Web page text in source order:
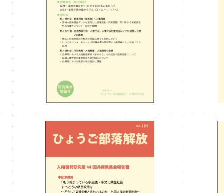
ひょうご部落解放191号
¥990
ひょうご部落解放188号